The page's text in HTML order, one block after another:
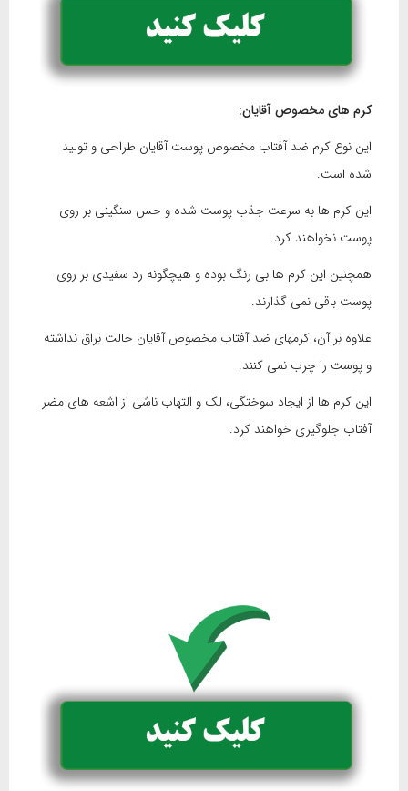
کرم های مخصوص آقایان:
این نوع کرم ضد آفتاب مخصوص پوست آقایان طراحی و تولید
شده است.
این کرم ها به سرعت جذب پوست شده و حس سنگینی بر روی
پوست نخواهند کرد.
همچنین این کرم ها بی رنگ بوده و هیچگونه رد سفیدی بر روی
پوست باقی نمی گذارند.
علاوه بر آن، کرمهای ضد آفتاب مخصوص آقایان حالت براق نداشته
و پوست را چرب نمی کنند.
این کرم ها از ایجاد سوختگی، لک و التهاب ناشی از اشعه های مضر
آفتاب جلوگیری خواهند کرد.